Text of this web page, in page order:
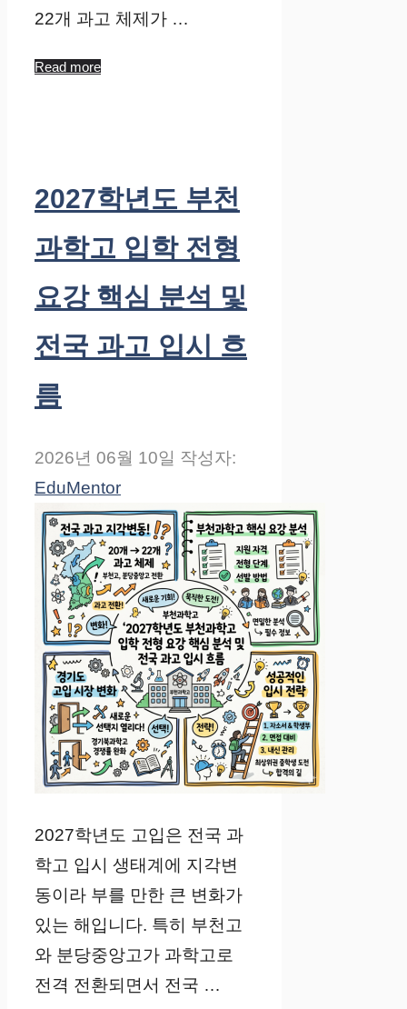
22개 과고 체제가 …
Read more
2027학년도 부천
과학고 입학 전형
요강 핵심 분석 및
전국 과고 입시 흐
름
2026년 06월 10일 작성자:
EduMentor
2027학년도 고입은 전국 과
학고 입시 생태계에 지각변
동이라 부를 만한 큰 변화가
있는 해입니다. 특히 부천고
와 분당중앙고가 과학고로
전격 전환되면서 전국 …